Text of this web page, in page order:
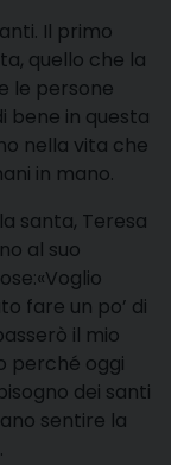
Il primo
quello che la
le persone
bene in questa
nella vita che
in mano.
santa, Teresa
al suo
fare un po’ di
il mio
perché oggi
dei santi
sentire la